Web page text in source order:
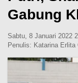
LIGA SPANYOL
LIGA JERMAN
LIGA PRANCIS
E-SPORT
TEMPAT OLAHRAGA
KOMUNITAS SEHAT
Gabung
Sabtu, 8 Januari 2022
Penulis: Katarina Erlita